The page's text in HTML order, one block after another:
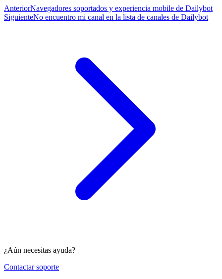
AnteriorNavegadores soportados y experiencia mobile de Dailybot
SiguienteNo encuentro mi canal en la lista de canales de Dailybot
¿Aún necesitas ayuda?
Contactar soporte